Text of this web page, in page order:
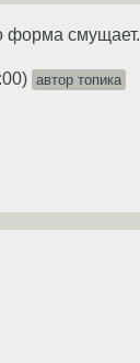
форма смущает.
) автор топика